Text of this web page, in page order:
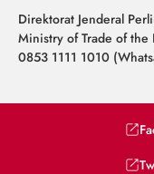
Direktorat Jenderal
Ministry of Trade of
0853 1111 1010